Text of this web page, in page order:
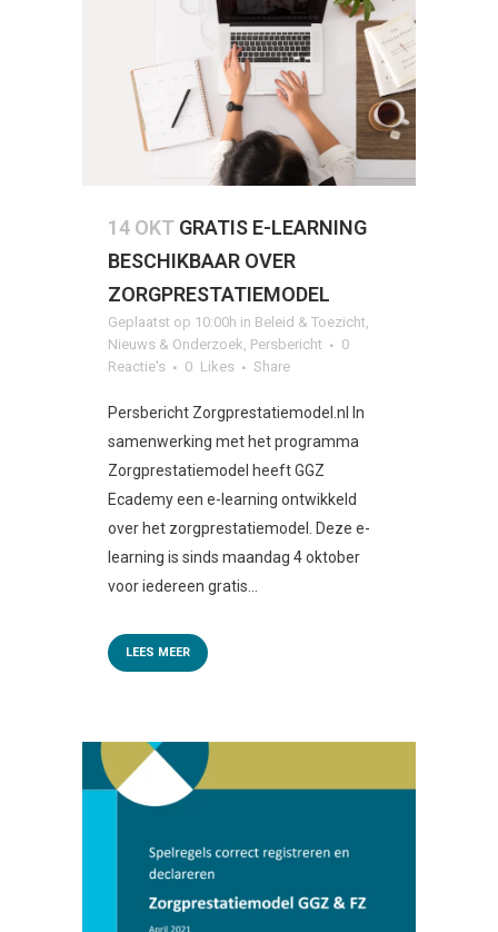
14 OKT GRATIS E-LEARNING
BESCHIKBAAR OVER
ZORGPRESTATIEMODEL
Geplaatst op 10:00h in Beleid & Toezicht
Nieuws & Onderzoek Persbericht
0
Reactie's
0 Likes Share
Persbericht Zorgprestatiemodel.nl In
samenwerking met het programma
Zorgprestatiemodel heeft GGZ
Ecademy een e-learning ontwikkeld
over het zorgprestatiemodel. Deze e-
learning is sinds maandag 4 oktober
voor iedereen gratis...
LEES MEER